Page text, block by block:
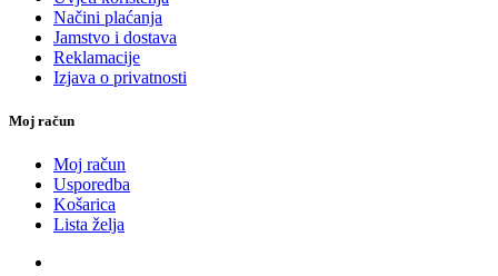
Načini plaćanja
Jamstvo i dostava
Reklamacije
Izjava o privatnosti
Moj račun
Moj račun
Usporedba
Košarica
Lista želja